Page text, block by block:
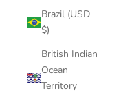
Brazil (USD
$)
British Indian
Ocean
Territory